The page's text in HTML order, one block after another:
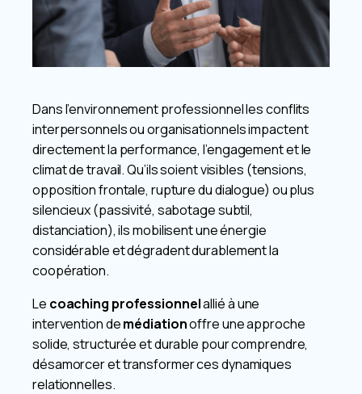
Dans l’environnement professionnel les conflits
interpersonnels ou organisationnels impactent
directement la performance, l’engagement et le
climat de travail. Qu’ils soient visibles (tensions,
opposition frontale, rupture du dialogue) ou plus
silencieux (passivité, sabotage subtil,
distanciation), ils mobilisent une énergie
considérable et dégradent durablement la
coopération.
Le coaching professionnelallié à une
intervention demédiationoffre une approche
solide, structurée et durable pour comprendre,
désamorcer et transformer ces dynamiques
relationnelles.